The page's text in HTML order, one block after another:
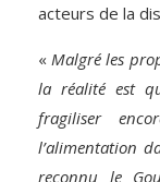
acteurs de la
« Malgré les
la réalité est
fragiliser
l’alimentation
reconnu le